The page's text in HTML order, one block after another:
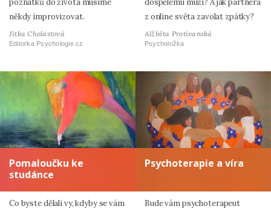
poznatků do života musíme
někdy improvizovat.
Jitka Cholastová
Editorka Psychologie.cz
dospělému muži? A jak partnera
z online světa zavolat zpátky?
Alžběta Protivanská
Psycholožka
Pomaloučku ke
studánce
Co byste dělali vy, kdyby se vám
Psychoterapie a víra
Bude vám psychoterapeut